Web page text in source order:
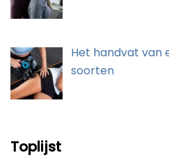
Het handvat van
soorten
Toplijst